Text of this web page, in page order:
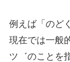
例えば「のど
現在では一般
ツ゛のことを